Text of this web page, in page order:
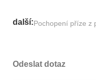
další:Pochopení příze z
Odeslat dotaz